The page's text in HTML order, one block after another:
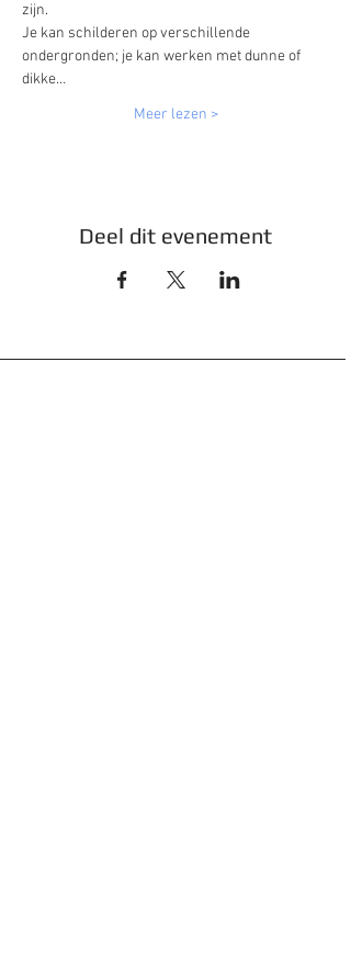
zijn.
Je kan schilderen op verschillende
ondergronden; je kan werken met dunne of
dikke…
Meer lezen >
Deel dit evenement